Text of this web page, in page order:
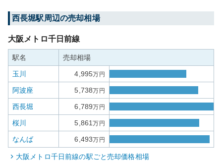
西長堀駅周辺の売却相場
大阪メトロ千日前線
駅名 売却相場
玉川 4,995万円
阿波座 5,738万円
西長堀 6,789万円
桜川 5,861万円
なんば 6,493万円
大阪メトロ千日前線の駅ごと売却価格相場